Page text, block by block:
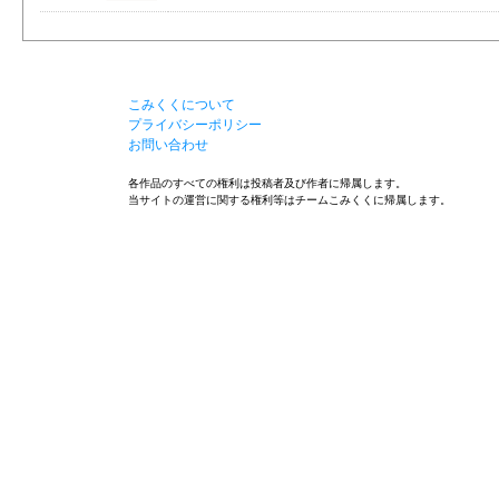
こみくくについて
プライバシーポリシー
お問い合わせ
各作品のすべての権利は投稿者及び作者に帰属します。
当サイトの運営に関する権利等はチームこみくくに帰属します。